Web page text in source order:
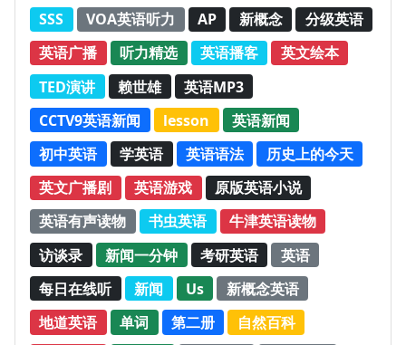
SSS
VOA英语听力 AP 新概念
分级英语
英语广播
听力精选 英语播客
英文绘本
TED演讲
赖世雄
英语MP3
CCTV9英语新闻
lesson
英语新闻
初中英语
学英语 英语语法
历史上的今天
英文广播剧
英语游戏
原版英语小说
英语有声读物
书虫英语
牛津英语读物
访谈录
新闻一分钟 考研英语
英语
每日在线听
新闻 Us
新概念英语
地道英语
单词 第二册
自然百科